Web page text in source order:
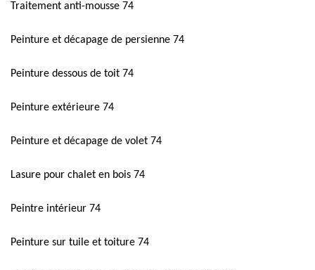
Traitement anti-mousse 74
Peinture et décapage de persienne 74
Peinture dessous de toit 74
Peinture extérieure 74
Peinture et décapage de volet 74
Lasure pour chalet en bois 74
Peintre intérieur 74
Peinture sur tuile et toiture 74